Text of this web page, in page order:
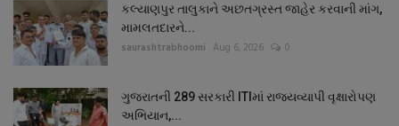
કલ્યાણપુર તાલુકાને અછતગ્રસ્ત જાહેર કરવાની માંગ,
મામલતદારને...
saurashtrabhoomi Aug 6, 2026 0
ગુજરાતની 289 સરકારી ITIમાં રાજ્યવ્યાપી વૃક્ષારોપણ
અભિયાન,...